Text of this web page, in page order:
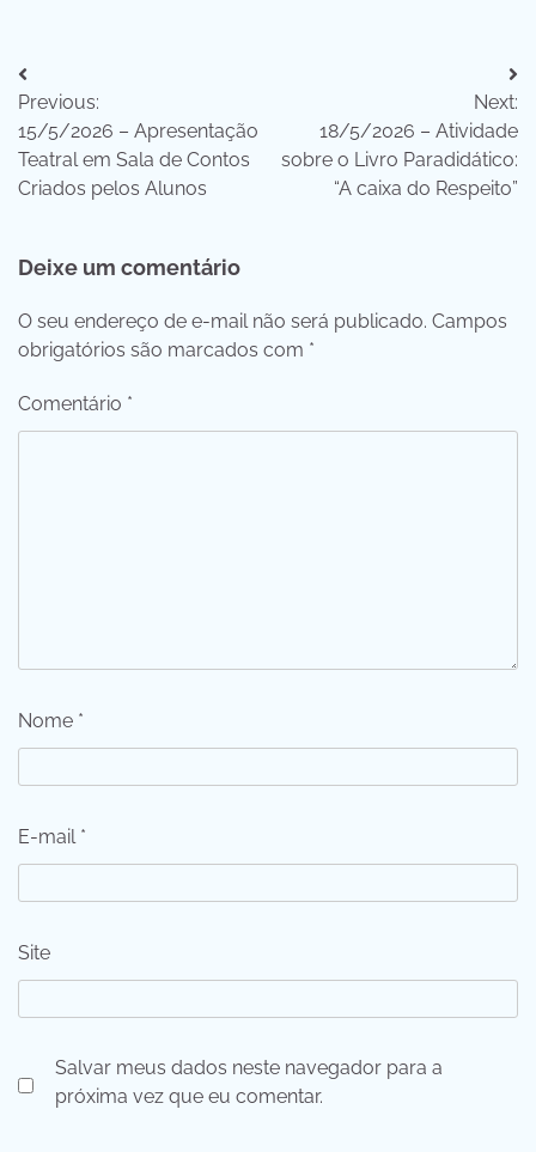
Navegação
de
Post
Previous:
15/5/2026 – Apresentação
Teatral em Sala de Contos
Criados pelos Alunos
Next:
18/5/2026 – Atividade
sobre o Livro Paradidático:
“A caixa do Respeito”
Deixe um comentário
O seu endereço de e-mail não será publicado. Campos
obrigatórios são marcados com *
Comentário *
Nome *
E-mail *
Site
Salvar meus dados neste navegador para a
próxima vez que eu comentar.